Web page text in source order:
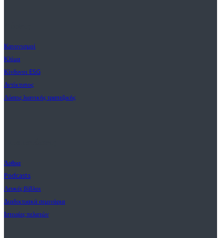
Κανονισμοί
Κλίμα
Κίνδυνοι ESG
Αντίκτυπος
Λύσεις λιανικής τραπεζικής
Άρθρα
Podcasts
Λευκές βίβλοι
Διαδικτυακά σεμινάρια
Ιστορίες πελατών